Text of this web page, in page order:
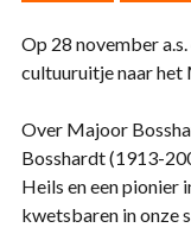
Op 28 november
cultuuruitje naar het
Over Majoor
Bosshardt (1913-
Heils en een pionier
kwetsbaren in onze